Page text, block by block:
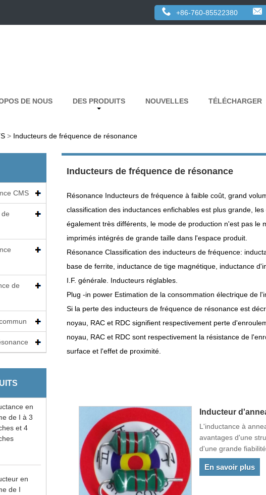
+86-760-85522380
DE NOUS DES PRODUITS NOUVELLES TÉLÉCHARGER
> Inducteurs de fréquence de résonance
CMS
de
en
de I à 3
et 4
en
de I
Inducteurs de fréquence de résonance
Résonance Inducteurs de fréquence à faible coût, grand
classification des inductances enfichables est plus grande,
également très différents, le mode de production n'est pas le
imprimés intégrés de grande taille dans l'espace produit.
Résonance Classification des inducteurs de fréquence:
base de ferrite, inductance de tige magnétique, inductance
I.F. générale. Inducteurs réglables.
Plug -in power Estimation de la consommation électrique de
Si la perte des inducteurs de fréquence de résonance est
noyau, RAC et RDC signifient respectivement perte
noyau, RAC et RDC sont respectivement la résistance de
surface et l'effet de proximité.
Inducteur
L'inductance à
avantages d'une
d'une grande
production
exportés vers la
En savoir plus